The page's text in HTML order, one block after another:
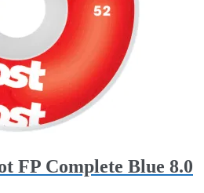
FP Complete Blue 8.0